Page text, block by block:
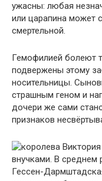
ужасны: любая
или царапина может
смертельной.
Гемофилией болеют
подвержены этому
носительницы.
страшным геном и
дочери же сами
признаков
внучками. В среднем
Гессен-